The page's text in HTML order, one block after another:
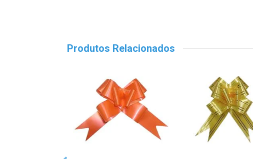
Produtos Relacionados